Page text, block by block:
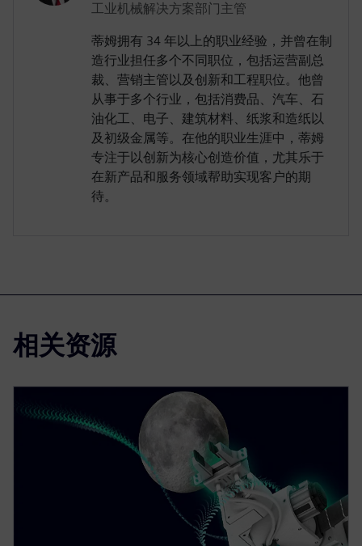
工业机械解决方案部门主管
蒂姆拥有 34 年以上的职业经验，并曾在制
造行业担任多个不同职位，包括运营副总
裁、营销主管以及创新和工程职位。他曾
从事于多个行业，包括消费品、汽车、石
油化工、电子、建筑材料、纸浆和造纸以
及初级金属等。在他的职业生涯中，蒂姆
专注于以创新为核心创造价值，尤其乐于
在新产品和服务领域帮助实现客户的期
待。
相关资源